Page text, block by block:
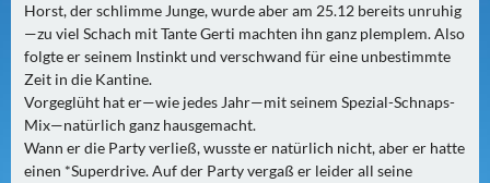
M
O
R
G
E
N
(
Horst, der schlimme Junge, wurde aber am 25.12 bereits unruhig
—zu viel Schach mit Tante Gerti machten ihn ganz plemplem. Also
folgte er seinem Instinkt und verschwand für eine unbestimmte
Zeit in die Kantine.
Vorgeglüht hat er—wie jedes Jahr—mit seinem Spezial-Schnaps-
Mix—natürlich ganz hausgemacht.
Wann er die Party verließ, wusste er natürlich nicht, aber er hatte
einen *Superdrive. Auf der Party vergaß er leider all seine